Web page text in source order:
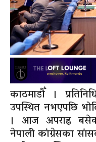
काठमाडौँ ।
उपस्थित नभएपछि
। आज अपराह्न
नेपाली कांग्रेसका